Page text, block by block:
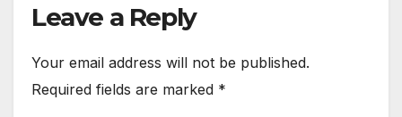
Leave a Reply
Your email address will not be published.
Required fields are marked *